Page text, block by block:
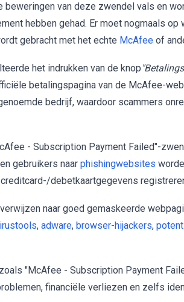
beweringen van deze zwendel vals en
hebben gehad. Er moet nogmaals
gebracht met het echte McAfee of
het indrukken van de knop
betalingspagina van de McAfee-
bedrijf, waardoor scammers
- Subscription Payment Failed"-
gebruikers naar phishingwebsites
debetkaartgegevens
naar goed gemaskeerde
, adware, browser-hijackers,
"McAfee - Subscription Payment
financiële verliezen en zelfs